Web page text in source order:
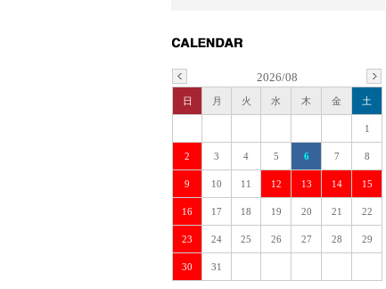
2026/08
日 月 火 水 木 金 土
1
2 3 4 5 6 7 8
9 10 11 12 13 14 15
16 17 18 19 20 21 22
23 24 25 26 27 28 29
30 31